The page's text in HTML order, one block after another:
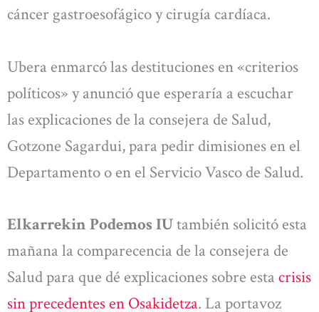
cáncer gastroesofágico y cirugía cardíaca.
Ubera enmarcó las destituciones en «criterios
políticos» y anunció que esperaría a escuchar
las explicaciones de la consejera de Salud,
Gotzone Sagardui, para pedir dimisiones en el
Departamento o en el Servicio Vasco de Salud.
Elkarrekin Podemos IUtambién solicitó esta
mañana la comparecencia de la consejera de
Salud para que dé explicaciones sobre esta crisis
sin precedentes en Osakidetza. La portavoz